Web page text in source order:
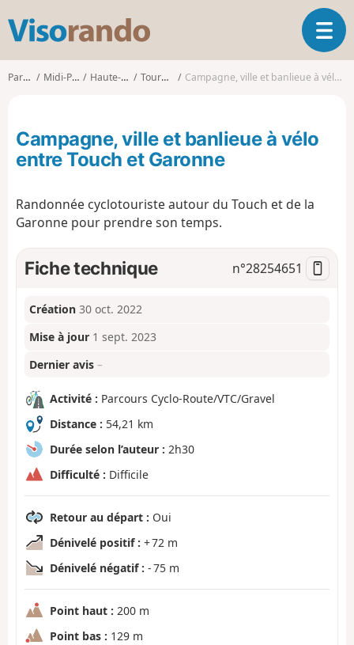
s
o
d
o
O
u
a
Parcours Midi-Pyrénées Haute-Garonne Tournefeuille Campagne, ville et banlieue à vélo entre Touch et Garonne
Campagne, ville et banlieue à vélo
entre Touch et Garonne
Randonnée cyclotouriste autour du Touch et de la
Garonne pour prendre son temps.
Fiche technique n°28254651
Création 30 oct. 2022
Mise à jour 1 sept. 2023
Dernier avis –
Activité : Parcours Cyclo-Route/VTC/Gravel
Distance : 54,21 km
Durée selon l’auteur : 2h30
Difficulté : Difficile
Retour au départ : Oui
Dénivelé positif : + 72 m
Dénivelé négatif : - 75 m
Point haut : 200 m
Point bas : 129 m